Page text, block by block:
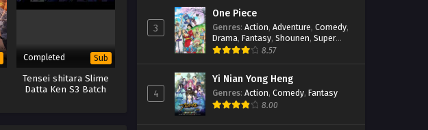
Completed Sub
Tensei shitara Slime
Datta Ken S3 Batch
Swallowed Star Season 2
Episode 39 Subtitle Indonesia
Eps 39 - December 7, 2022
Swallowed Star Season 2
Episode 38 Subtitle Indonesia
Eps 38 - November 30, 2022
3
One Piece
Genres: Action, Adventure, Comedy,
Drama, Fantasy, Shounen, Super
Power
8.57
4
Yi Nian Yong Heng
Genres: Action, Comedy, Fantasy
8.00